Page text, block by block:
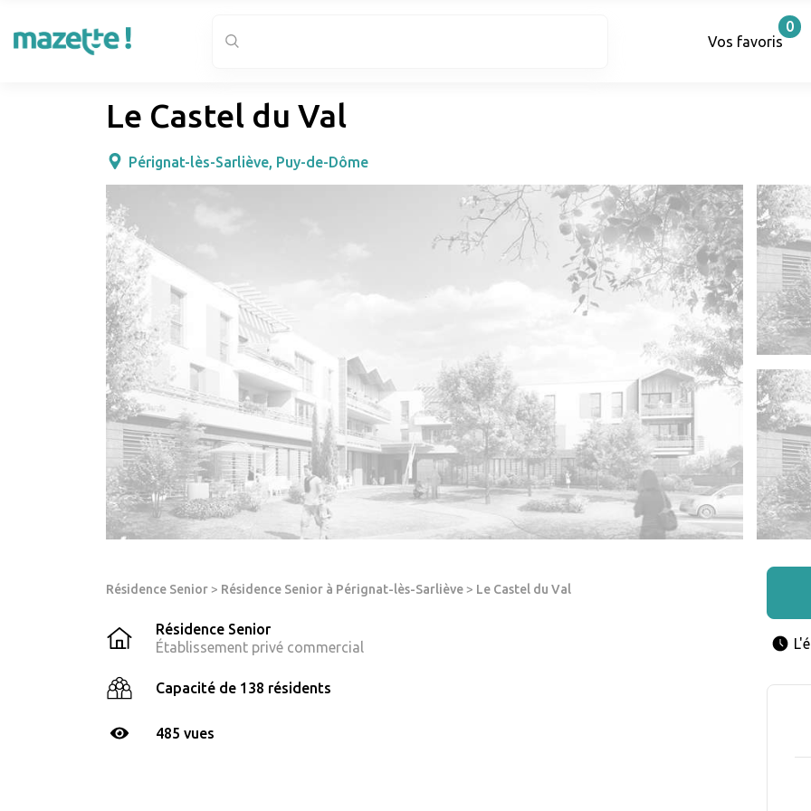
Vos favoris
0
Le Castel du Val
Pérignat-lès-Sarliève, Puy-de-Dôme
Résidence Senior > Résidence Senior à Pérignat-lès-Sarliève > Le Castel du Val
Résidence Senior
Établissement privé commercial
Capacité de 138 résidents
485 vues